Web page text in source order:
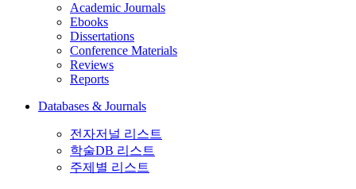
Academic Journals
Ebooks
Dissertations
Conference Materials
Reviews
Reports
Databases & Journals
전자저널 리스트
학술DB 리스트
주제별 리스트